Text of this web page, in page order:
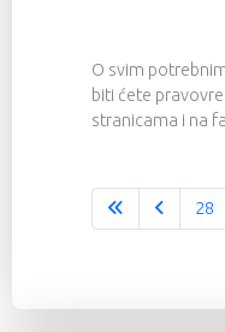
O svim
biti ćete
stranicama i na
28